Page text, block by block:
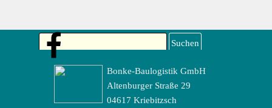
Bonke-Baulogistik GmbH
Altenburger Straße 29
04617 Kriebitzsch
Suchen